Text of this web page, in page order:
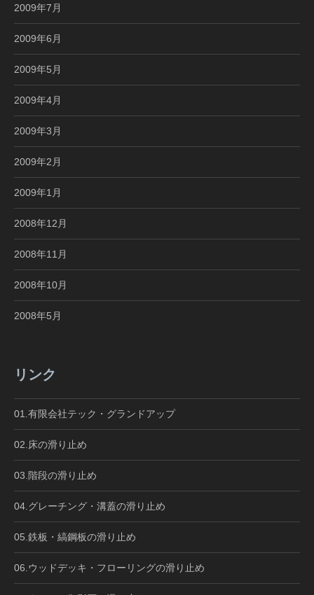
2009年7月
2009年6月
2009年5月
2009年4月
2009年3月
2009年2月
2009年1月
2008年12月
2008年11月
2008年10月
2008年5月
リンク
01.有限会社テック・グランドアップ
02.床の滑り止め
03.階段の滑り止め
04.グレーチング・溝蓋の滑り止め
05.鉄板・縞鋼板の滑り止め
06.ウッドデッキ・フローリングの滑り止め